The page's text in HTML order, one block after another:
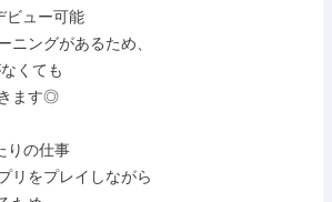
ビュー可能
ニングがあるため、
くても
ます◎
りの仕事
リをプレイしながら